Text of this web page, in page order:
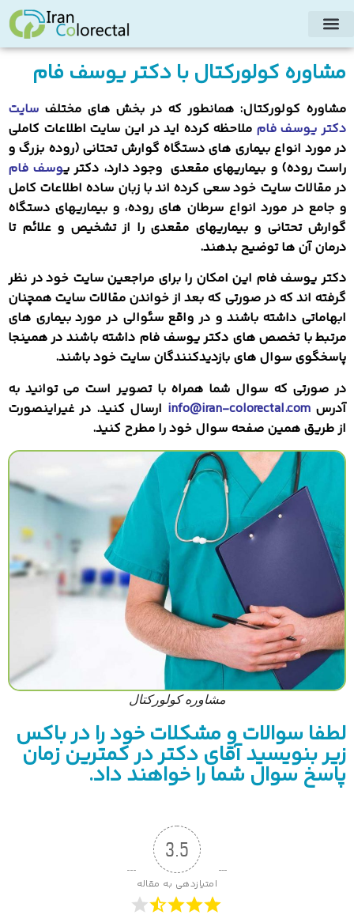
مشاوره کولورکتال با دکتر یوسف فام
مشاوره کولورکتال: همانطور که در بخش های مختلف سایت
دکتر یوسف فام ملاحظه کرده اید در این سایت اطلاعات کاملی
در مورد انواع بیماری های دستگاه گوارش تحتانی (روده بزرگ و
راست روده) و بیماریهای مقعدی وجود دارد، دکتر یوسف فام
در مقالات سایت خود سعی کرده اند با زبان ساده اطلاعات کامل
و جامع در مورد انواع سرطان های روده، و بیماریهای دستگاه
گوارش تحتانی و بیماریهای مقعدی را از تشخیص و علائم تا
درمان آن ها توضیح بدهند.
دکتر یوسف فام این امکان را برای مراجعین سایت خود در نظر
گرفته اند که در صورتی که بعد از خواندن مقالات سایت همچنان
ابهاماتی داشته باشند و در واقع سئوالی در مورد بیماری های
مرتبط با تخصص های دکتر یوسف فام داشته باشند در همینجا
پاسخگوی سوال های بازدیدکنندگان سایت خود باشند.
در صورتی که سوال شما همراه با تصویر است می توانید به
آدرس info@iran-colorectal.com
ارسال کنید. در غیراینصورت
از طریق همین صفحه سوال خود را مطرح کنید.
مشاوره کولورکتال
لطفا سوالات و مشکلات خود را در باکس
زیر بنویسید آقای دکتر در کمترین زمان
پاسخ سوال شما را خواهند داد.
3.5
امتیازدهی به مقاله